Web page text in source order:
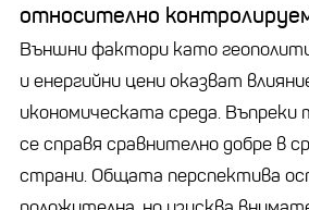
относително
Външни фактори като
и енергийни цени оказват
икономическата среда. Въпреки
се справя сравнително добре в
страни. Общата перспектива